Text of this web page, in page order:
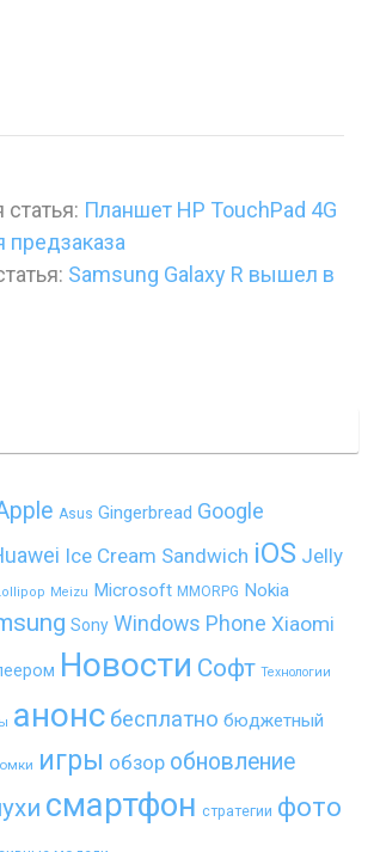
Планшет HP TouchPad 4G
предзаказа
Samsung Galaxy R вышел в
Asus Gingerbread Google
Ice Cream Sandwich iOS Jelly
Meizu Microsoft MMORPG Nokia
Sony Windows Phone Xiaomi
Новости Софт Технологии
анонс бесплатно бюджетный
игры обзор обновление
смартфон стратегии фото